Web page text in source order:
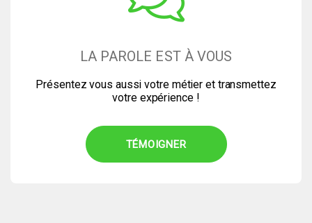
LA PAROLE EST À VOUS
Présentez vous aussi votre métier et transmettez
votre expérience !
TÉMOIGNER